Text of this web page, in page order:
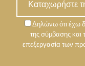
Δηλώνω ότι έχω
της σύμβασης και
επεξεργασία των